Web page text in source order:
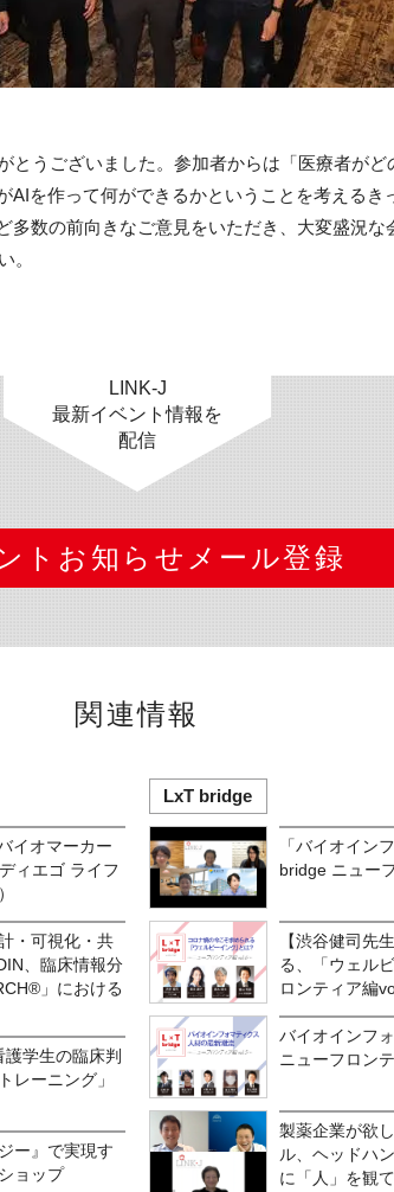
とうございました。参加者からは「医療者が
を作って何ができるかということを考える
数の前向きなご意見をいただき、大変盛況な
。
LINK-J
最新イベント情報を
配信
トお知らせメール登録
関連情報
イオマーカー
ィエゴ ライフ
・可視化・共
、臨床情報分
」における
学生の臨床判
レーニング」
ー』で実現す
ョップ
LxT bridge
「バイオイン
bridge ニュー
【渋谷健司先
る、「ウェル
ロンティア編
バイオインフ
ニューフロン
製薬企業が欲
ル、ヘッドハ
に「人」を観